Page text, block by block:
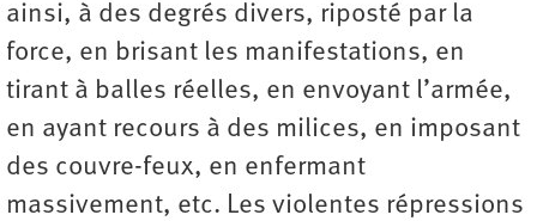
ainsi, à des degrés divers, riposté par la
force, en brisant les manifestations, en
tirant à balles réelles, en envoyant l’armée,
en ayant recours à des milices, en imposant
des couvre-feux, en enfermant
massivement, etc. Les violentes répressions